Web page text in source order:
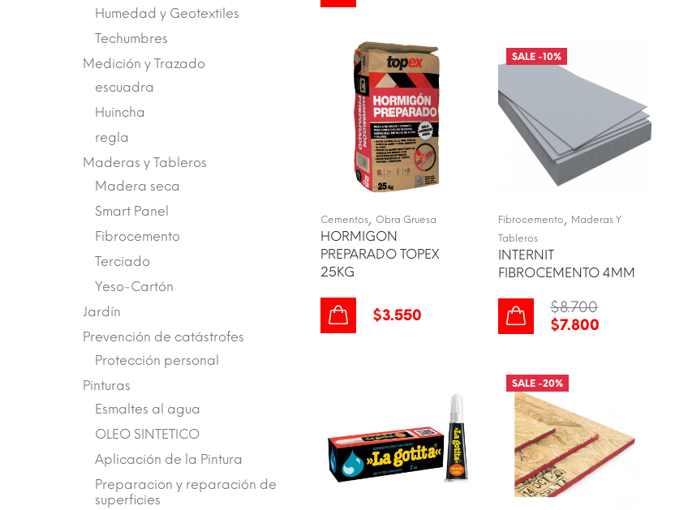
Cementos, Obra Gruesa
HORMIGON
PREPARADO TOPEX
25KG
$3.550
SALE -10%
Fibrocemento, Maderas Y
Tableros
INTERNIT
FIBROCEMENTO 4MM
$8.700
$7.800
SALE -20%
Humedad y Geotextiles
Techumbres
Medición y Trazado
escuadra
Huincha
regla
Maderas y Tableros
Madera seca
Smart Panel
Fibrocemento
Terciado
Yeso-Cartón
Jardín
Prevención de catástrofes
Protección personal
Pinturas
Esmaltes al agua
OLEO SINTETICO
Aplicación de la Pintura
Preparacion y reparación de
superficies